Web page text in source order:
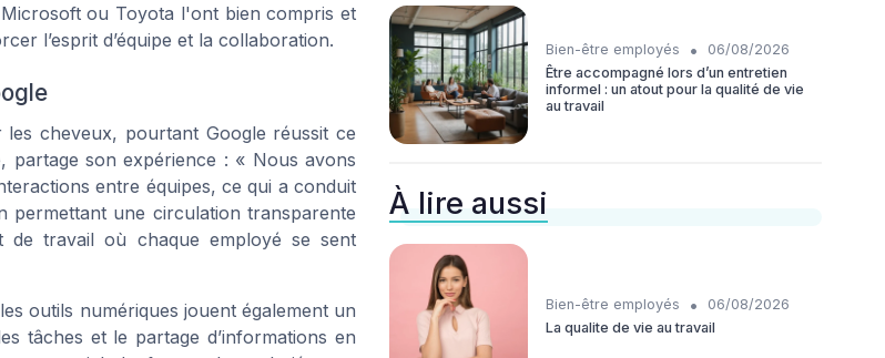
ou Toyota l'ont bien compris et
l’esprit d’équipe et la collaboration.
cheveux, pourtant Google réussit ce
partage son expérience : « Nous avons
entre équipes, ce qui a conduit
permettant une circulation transparente
de travail où chaque employé se sent
outils numériques jouent également un
tâches et le partage d’informations en
Bien-être employés •
06/08/2026
Être accompagné lors d’un entretien
informel : un atout pour la qualité de vie
au travail
À lire aussi
Bien-être employés •
06/08/2026
La qualite de vie au travail